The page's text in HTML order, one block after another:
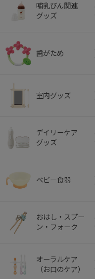
哺乳びん関連
グッズ
歯がため
室内グッズ
デイリーケア
グッズ
ベビー食器
おはし・スプー
ン・フォーク
オーラルケア
（お口のケア）